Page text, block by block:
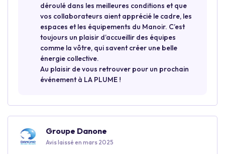
déroulé dans les meilleures conditions et que
vos collaborateurs aient apprécié le cadre, les
espaces et les équipements du Manoir. C’est
toujours un plaisir d’accueillir des équipes
comme la vôtre, qui savent créer une belle
énergie collective.
Au plaisir de vous retrouver pour un prochain
événement à LA PLUME !
Groupe Danone
Avis laissé en mars 2025